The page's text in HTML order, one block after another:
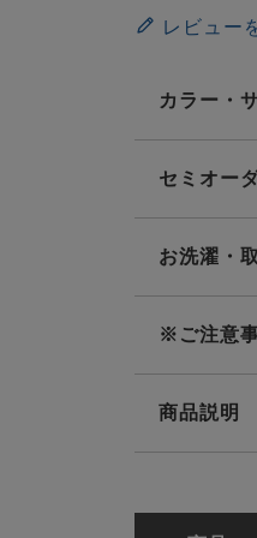
レビュー
カラー・
セミオー
お洗濯・
※ご注意
商品説明